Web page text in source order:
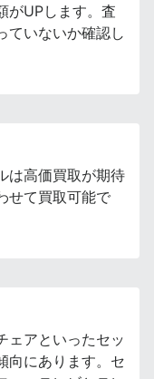
がUPします。査
ていないか確認し
は高価買取が期待
せて買取可能で
ェアといったセッ
向にあります。セ